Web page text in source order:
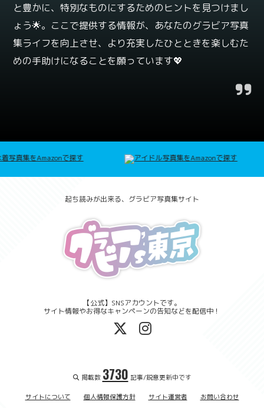
と豊かに、特別なものにするためのヒントを見つけまし
ょう🌟。ここで提供する情報が、あなたのグラビア写真
集ライフを向上させ、より充実したひとときを楽しむた
めの手助けになることを願っています💖
起ち読みが出来る、グラビア写真集サイト
【公式】SNSアカウントです。
サイト情報やお得なキャンペーンの告知などを配信中！
掲載数 3730 記事/鋭意更新中です
サイトについて 個人情報保護方針 サイト運営者 お問い合わせ